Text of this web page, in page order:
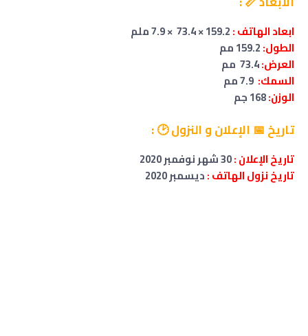
ابعاد الهاتف :
الطول:
العرض:
السمك:
الوزن:
تاريخ 📅 الإعلان و النزول 🕑 :
تاريخ الإعلان :
تاريخ نزول الهاتف :ديسمبر 2020